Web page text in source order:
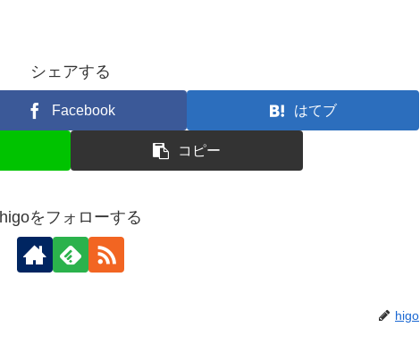
シェアする
Facebook はてブ
コピー
higoをフォローする
higo